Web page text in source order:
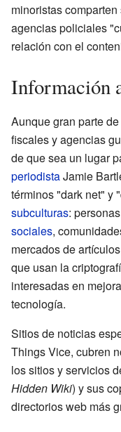
minoristas
agencias policiales
relación con el
Información
Aunque gran parte
fiscales y agencias
de que sea un lugar
periodistaJamie
términos "dark net" y
subculturas:
sociales,
mercados de
que usan la
interesadas en
tecnología.
Sitios de noticias
Things Vice, cubren
los sitios y servicios
Hidden Wiki) y sus
directorios web más